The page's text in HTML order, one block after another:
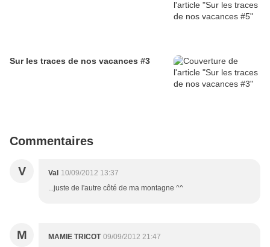
Sur les traces de nos vacances #3
Commentaires
V Val 10/09/2012 13:37
...juste de l'autre côté de ma montagne ^^
M MAMIE TRICOT 09/09/2012 21:47